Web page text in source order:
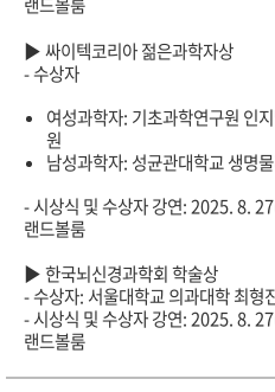
▶ 싸이텍코리아 젊은과학자상
- 수상자
여성과학자: 기초과학연구원 인
원
남성과학자: 성균관대학교 생명
- 시상식 및 수상자 강연: 2025. 8.
랜드볼룸
▶ 한국뇌신경과학회 학술상
- 수상자: 서울대학교 의과대학 최형
- 시상식 및 수상자 강연: 2025. 8.
랜드볼룸